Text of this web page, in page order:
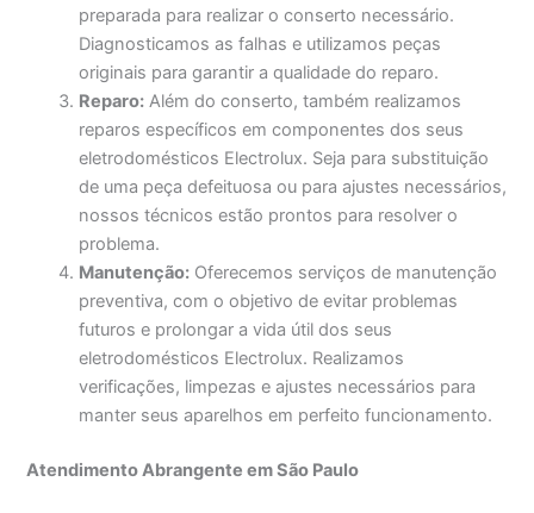
preparada para realizar o conserto necessário.
Diagnosticamos as falhas e utilizamos peças
originais para garantir a qualidade do reparo.
Reparo: Além do conserto, também realizamos
reparos específicos em componentes dos seus
eletrodomésticos Electrolux. Seja para substituição
de uma peça defeituosa ou para ajustes necessários,
nossos técnicos estão prontos para resolver o
problema.
Manutenção: Oferecemos serviços de manutenção
preventiva, com o objetivo de evitar problemas
futuros e prolongar a vida útil dos seus
eletrodomésticos Electrolux. Realizamos
verificações, limpezas e ajustes necessários para
manter seus aparelhos em perfeito funcionamento.
Atendimento Abrangente em São Paulo